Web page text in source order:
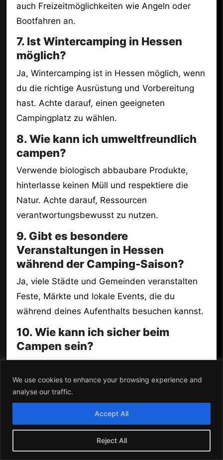
We use cookies to enhance your browsing experience and
analyse our traffic.
Reject All
Accept All
auch Freizeitmöglichkeiten wie Angeln oder
Bootfahren an.
7. Ist Wintercamping in Hessen
möglich?
Ja, Wintercamping ist in Hessen möglich, wenn
du die richtige Ausrüstung und Vorbereitung
hast. Achte darauf, einen geeigneten
Campingplatz zu wählen.
8. Wie kann ich umweltfreundlich
campen?
Verwende biologisch abbaubare Produkte,
hinterlasse keinen Müll und respektiere die
Natur. Achte darauf, Ressourcen
verantwortungsbewusst zu nutzen.
9. Gibt es besondere
Veranstaltungen in Hessen
während der Camping-Saison?
Ja, viele Städte und Gemeinden veranstalten
Feste, Märkte und lokale Events, die du
während deines Aufenthalts besuchen kannst.
10. Wie kann ich sicher beim
Campen sein?
Halte dich an die Regeln des Campingplatzes
und informiere dich über die Umgebung. Ein
Erste-Hilfe-Set sollte immer griffbereit sein.
Glossar zu Campingplätzen in